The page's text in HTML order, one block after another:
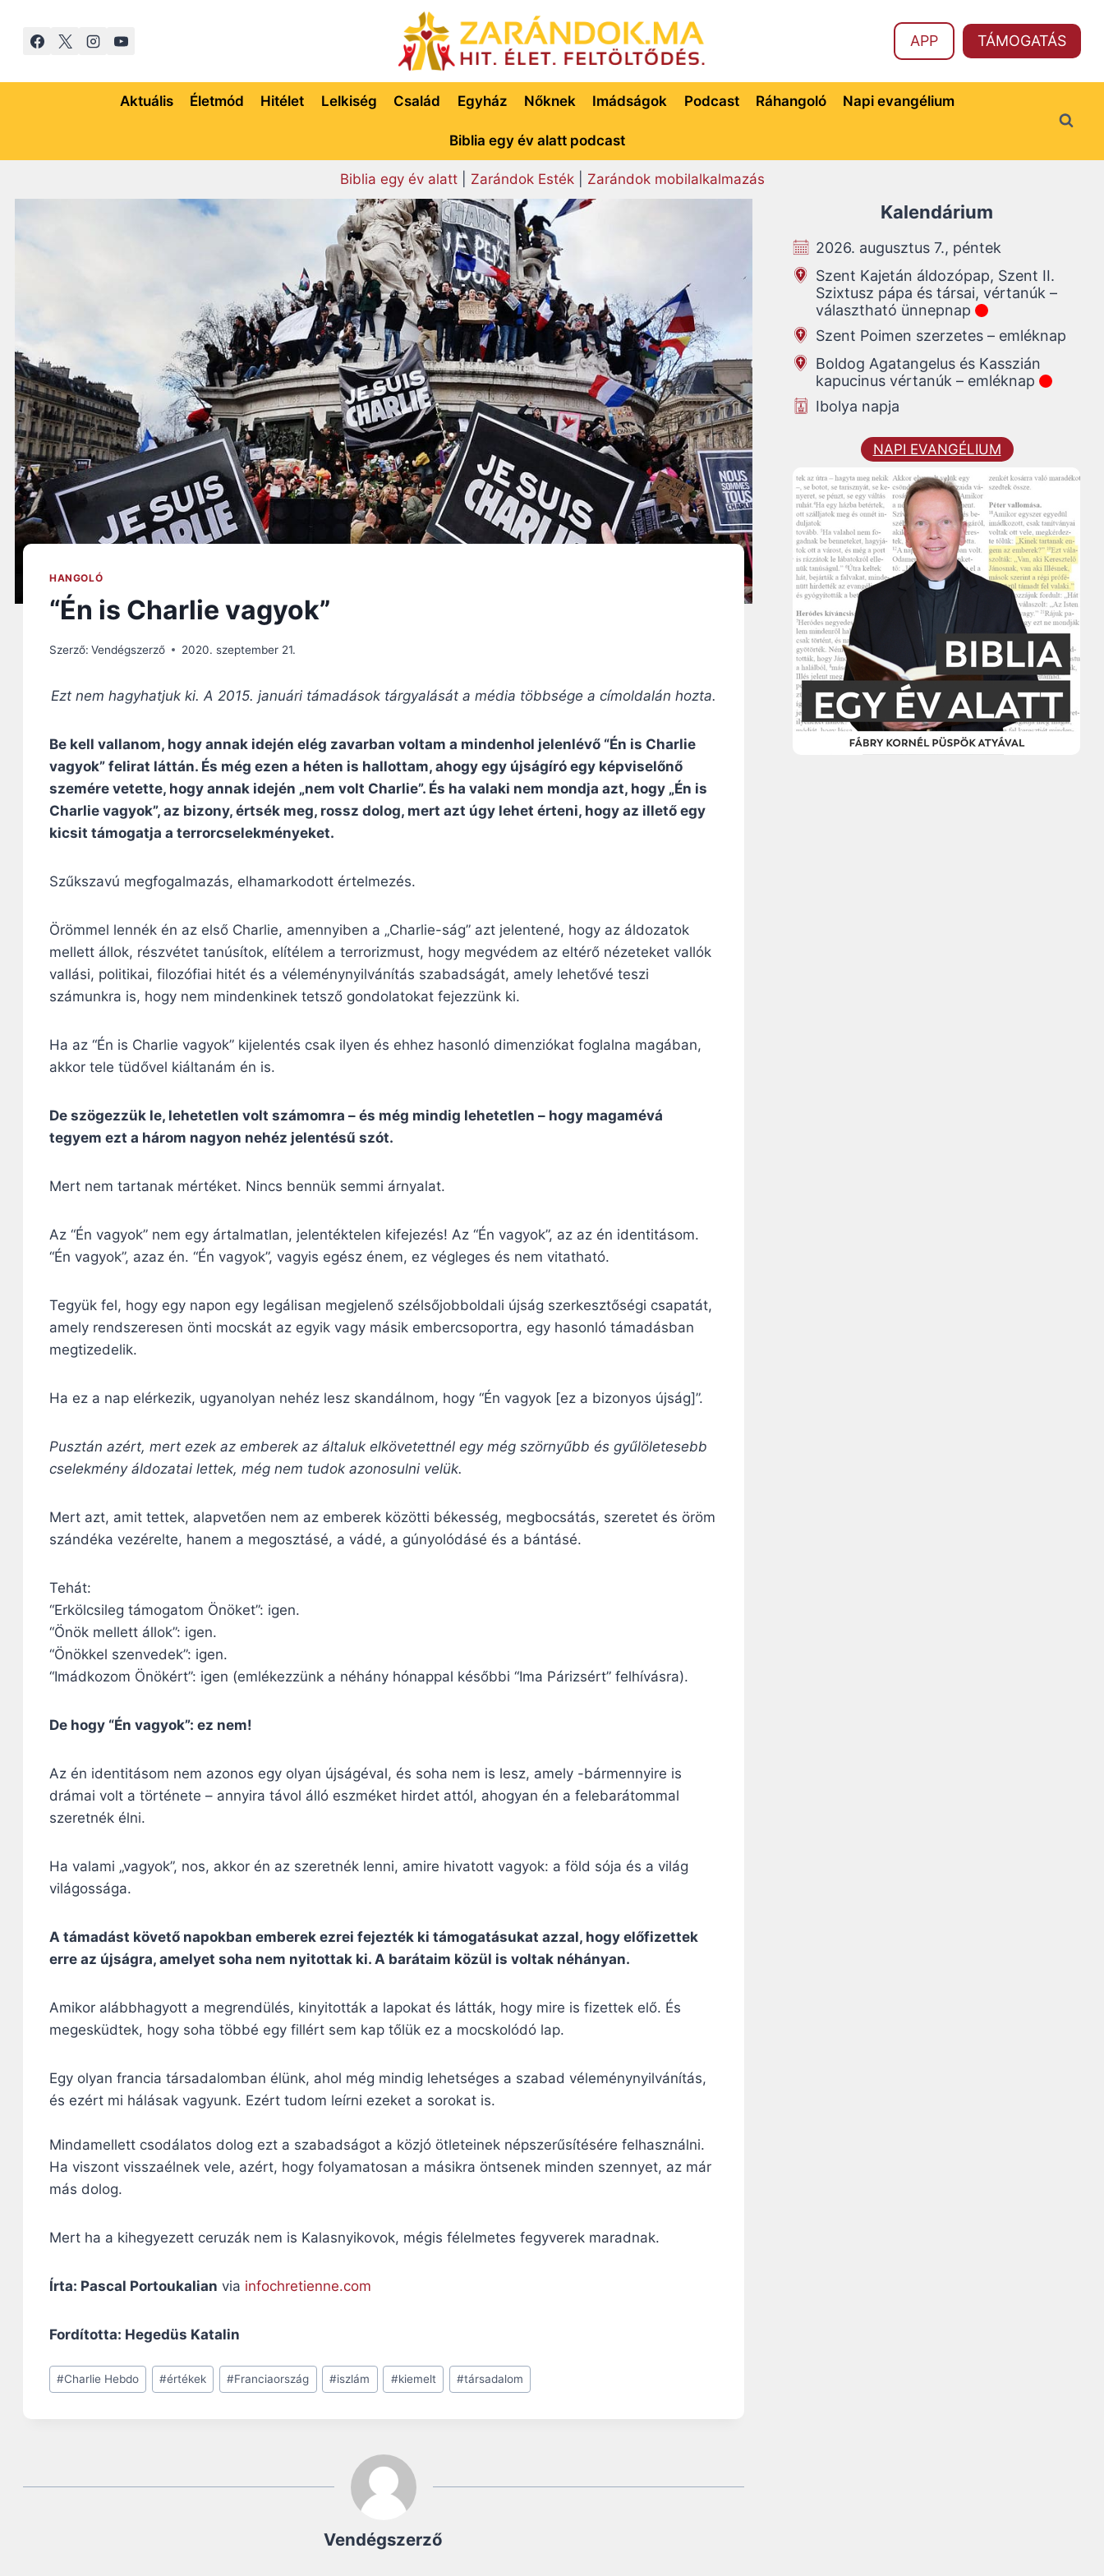
APP TÁMOGATÁS
Aktuális Életmód Hitélet Lelkiség Család Egyház Nőknek Imádságok Podcast Ráhangoló Napi evangélium
Biblia egy év alatt podcast
Biblia egy év alatt| Zarándok Esték| Zarándok mobilalkalmazás
HANGOLÓ
“Én is Charlie vagyok”
Szerző: Vendégszerző 2020. szeptember 21.
Ezt nem hagyhatjuk ki. A 2015. januári támadások tárgyalását a média többsége a címoldalán hozta.
Be kell vallanom, hogy annak idején elég zavarban voltam a mindenhol jelenlévő “Én is Charlie
vagyok” felirat láttán. És még ezen a héten is hallottam, ahogy egy újságíró egy képviselőnő
szemére vetette, hogy annak idején „nem volt Charlie”. És ha valaki nem mondja azt, hogy „Én is
Charlie vagyok”, az bizony, értsék meg, rossz dolog, mert azt úgy lehet érteni, hogy az illető egy
kicsit támogatja a terrorcselekményeket.
Szűkszavú megfogalmazás, elhamarkodott értelmezés.
Örömmel lennék én az első Charlie, amennyiben a „Charlie-ság” azt jelentené, hogy az áldozatok
mellett állok, részvétet tanúsítok, elítélem a terrorizmust, hogy megvédem az eltérő nézeteket vallók
vallási, politikai, filozófiai hitét és a véleménynyilvánítás szabadságát, amely lehetővé teszi
számunkra is, hogy nem mindenkinek tetsző gondolatokat fejezzünk ki.
Ha az “Én is Charlie vagyok” kijelentés csak ilyen és ehhez hasonló dimenziókat foglalna magában,
akkor tele tüdővel kiáltanám én is.
De szögezzük le, lehetetlen volt számomra – és még mindig lehetetlen – hogy magamévá
tegyem ezt a három nagyon nehéz jelentésű szót.
Mert nem tartanak mértéket. Nincs bennük semmi árnyalat.
Az “Én vagyok” nem egy ártalmatlan, jelentéktelen kifejezés! Az “Én vagyok”, az az én identitásom.
“Én vagyok”, azaz én. “Én vagyok”, vagyis egész énem, ez végleges és nem vitatható.
Tegyük fel, hogy egy napon egy legálisan megjelenő szélsőjobboldali újság szerkesztőségi csapatát,
amely rendszeresen önti mocskát az egyik vagy másik embercsoportra, egy hasonló támadásban
megtizedelik.
Ha ez a nap elérkezik, ugyanolyan nehéz lesz skandálnom, hogy “Én vagyok [ez a bizonyos újság]”.
Pusztán azért, mert ezek az emberek az általuk elkövetettnél egy még szörnyűbb és gyűlöletesebb
cselekmény áldozatai lettek, még nem tudok azonosulni velük.
Mert azt, amit tettek, alapvetően nem az emberek közötti békesség, megbocsátás, szeretet és öröm
szándéka vezérelte, hanem a megosztásé, a vádé, a gúnyolódásé és a bántásé.
Tehát:
“Erkölcsileg támogatom Önöket”: igen.
“Önök mellett állok”: igen.
“Önökkel szenvedek”: igen.
“Imádkozom Önökért”: igen (emlékezzünk a néhány hónappal későbbi “Ima Párizsért” felhívásra).
De hogy “Én vagyok”: ez nem!
Az én identitásom nem azonos egy olyan újságéval, és soha nem is lesz, amely -bármennyire is
drámai volt a története – annyira távol álló eszméket hirdet attól, ahogyan én a felebarátommal
szeretnék élni.
Ha valami „vagyok”, nos, akkor én az szeretnék lenni, amire hivatott vagyok: a föld sója és a világ
világossága.
A támadást követő napokban emberek ezrei fejezték ki támogatásukat azzal, hogy előfizettek
erre az újságra, amelyet soha nem nyitottak ki. A barátaim közül is voltak néhányan.
Amikor alábbhagyott a megrendülés, kinyitották a lapokat és látták, hogy mire is fizettek elő. És
megesküdtek, hogy soha többé egy fillért sem kap tőlük ez a mocskolódó lap.
Egy olyan francia társadalomban élünk, ahol még mindig lehetséges a szabad véleménynyilvánítás,
és ezért mi hálásak vagyunk. Ezért tudom leírni ezeket a sorokat is.
Mindamellett csodálatos dolog ezt a szabadságot a közjó ötleteinek népszerűsítésére felhasználni.
Ha viszont visszaélnek vele, azért, hogy folyamatosan a másikra öntsenek minden szennyet, az már
más dolog.
Mert ha a kihegyezett ceruzák nem is Kalasnyikovok, mégis félelmetes fegyverek maradnak.
Írta: Pascal Portoukalian via infochretienne.com
Fordította: Hegedüs Katalin
Post
Tags:
#Charlie Hebdo #értékek #Franciaország #iszlám #kiemelt #társadalom
Vendégszerző
Kalendárium
2026. augusztus 7., péntek
Szent Kajetán áldozópap, Szent II.
Szixtusz pápa és társai, vértanúk –
választható ünnepnap
Szent Poimen szerzetes – emléknap
Boldog Agatangelus és Kasszián
kapucinus vértanúk – emléknap
Ibolya napja
NAPI EVANGÉLIUM